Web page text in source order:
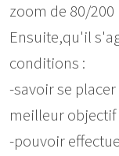
zoom de 80/200
Ensuite,qu'il
conditions :
-savoir se
meilleur objectif
-pouvoir